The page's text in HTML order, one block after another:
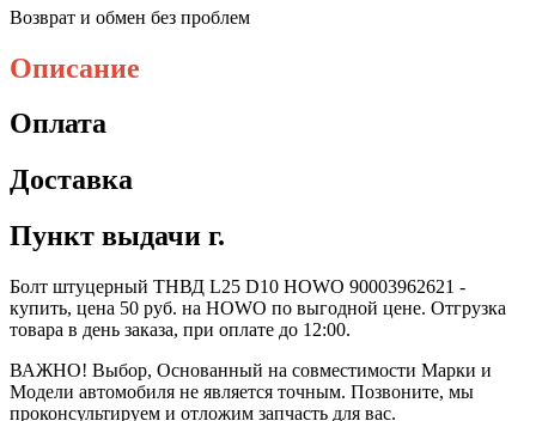
Возврат и обмен без проблем
Описание
Оплата
Доставка
Пункт выдачи г.
Болт штуцерный ТНВД L25 D10 HOWO 90003962621 -
купить, цена 50 руб. на HOWO по выгодной цене. Отгрузка
товара в день заказа, при оплате до 12:00.
ВАЖНО! Выбор, Основанный на совместимости Марки и
Модели автомобиля не является точным. Позвоните, мы
проконсультируем и отложим запчасть для вас.